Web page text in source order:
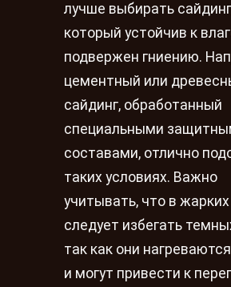
лучше выбирать
который устойчив к
подвержен гниению.
цементный или
сайдинг, обработанный
специальными
составами, отлично
таких условиях. Важно
учитывать, что в жарких
следует избегать
так как они
и могут привести к